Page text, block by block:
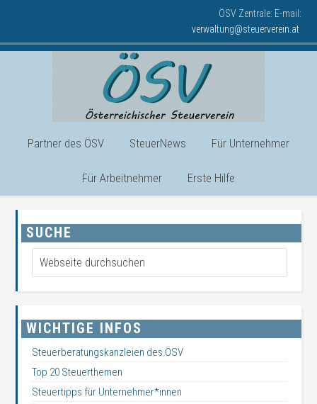
ÖSV Zentrale: E-mail:
verwaltung@steuerverein.at
Partner des ÖSV SteuerNews Für Unternehmer
Für Arbeitnehmer Erste Hilfe
SUCHE
WICHTIGE INFOS
Steuerberatungskanzleien des ÖSV
Top 20 Steuerthemen
Steuertipps für Unternehmer*innen